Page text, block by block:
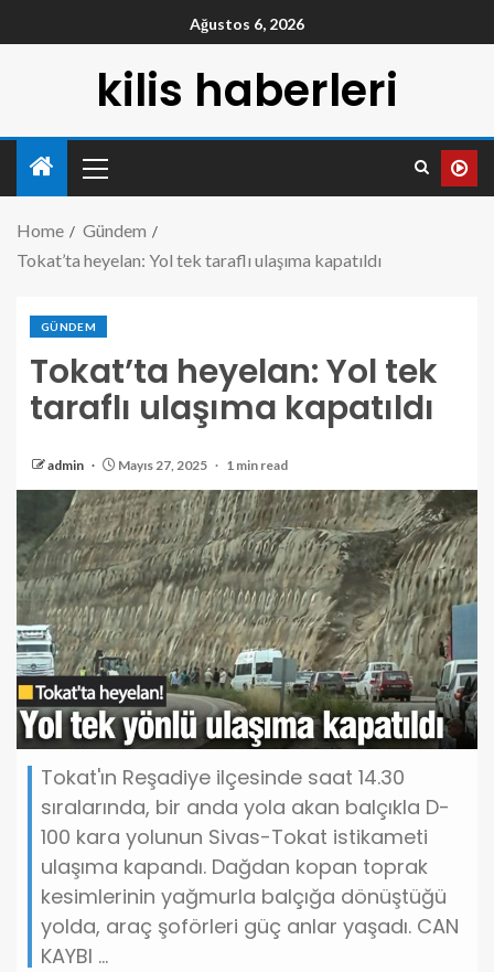
Ağustos 6, 2026
kilis haberleri
Home
Gündem
Tokat’ta heyelan: Yol tek taraflı ulaşıma kapatıldı
GÜNDEM
Tokat’ta heyelan: Yol tek
taraflı ulaşıma kapatıldı
admin Mayıs 27, 2025 1 min read
Tokat'ın Reşadiye ilçesinde saat 14.30
sıralarında, bir anda yola akan balçıkla D-
100 kara yolunun Sivas-Tokat istikameti
ulaşıma kapandı. Dağdan kopan toprak
kesimlerinin yağmurla balçığa dönüştüğü
yolda, araç şoförleri güç anlar yaşadı. CAN
KAYBI ...